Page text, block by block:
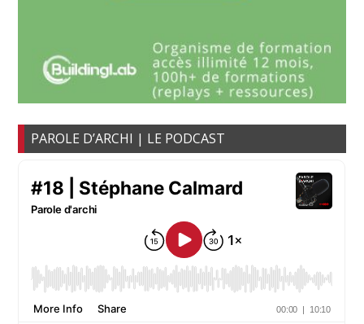
PAROLE D’ARCHI | LE PODCAST